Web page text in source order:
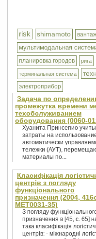
risk shimamoto
мультимодальная
планировка городов
рига
терминальная система
электроприбор
Задача по
промежутка времени
техобслуживанием
оборудования (0060-
Хуанита Принсепио
затраты на
автоматически
тележки (АУТ),
материалы по...
Класифікація
центрів з погляду
функціонального
призначення (2004,
MET0031-35)
З погляду
призначення в [45, с. 65]
така класифікація
центрів: - міжнародні